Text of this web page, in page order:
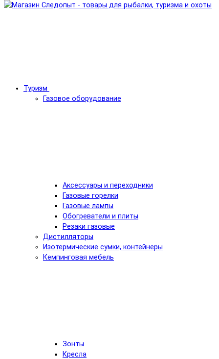
Туризм
Газовое оборудование
Аксессуары и переходники
Газовые горелки
Газовые лампы
Обогреватели и плиты
Резаки газовые
Дистилляторы
Изотермические сумки, контейнеры
Кемпинговая мебель
Зонты
Кресла